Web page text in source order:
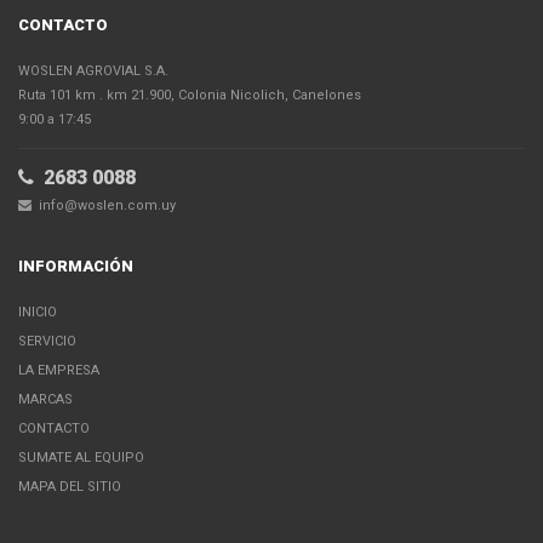
CONTACTO
WOSLEN AGROVIAL S.A.
Ruta 101 km . km 21.900, Colonia Nicolich, Canelones
9:00 a 17:45
2683 0088
info@woslen.com.uy
INFORMACIÓN
INICIO
SERVICIO
LA EMPRESA
MARCAS
CONTACTO
SUMATE AL EQUIPO
MAPA DEL SITIO